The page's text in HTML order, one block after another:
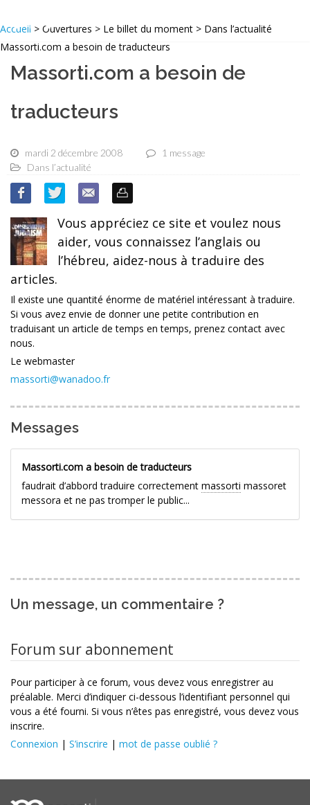
Accueil > Ouvertures > Le billet du moment > Dans l’actualité
Massorti.com a besoin de traducteurs
Massorti.com a besoin de
traducteurs
mardi 2 décembre 2008
1 message
Dans l’actualité
Vous appréciez ce site et voulez nous
aider, vous connaissez l’anglais ou
l’hébreu, aidez-nous à traduire des
articles.
Il existe une quantité énorme de matériel intéressant à traduire.
Si vous avez envie de donner une petite contribution en
traduisant un article de temps en temps, prenez contact avec
nous.
Le webmaster
massorti@wanadoo.fr
Messages
Massorti.com a besoin de traducteurs
faudrait d’abbord traduire correctement massorti massoret
messora et ne pas tromper le public...
Un message, un commentaire ?
Forum sur abonnement
Pour participer à ce forum, vous devez vous enregistrer au
préalable. Merci d’indiquer ci-dessous l’identifiant personnel qui
vous a été fourni. Si vous n’êtes pas enregistré, vous devez vous
inscrire.
Connexion | S’inscrire | mot de passe oublié ?